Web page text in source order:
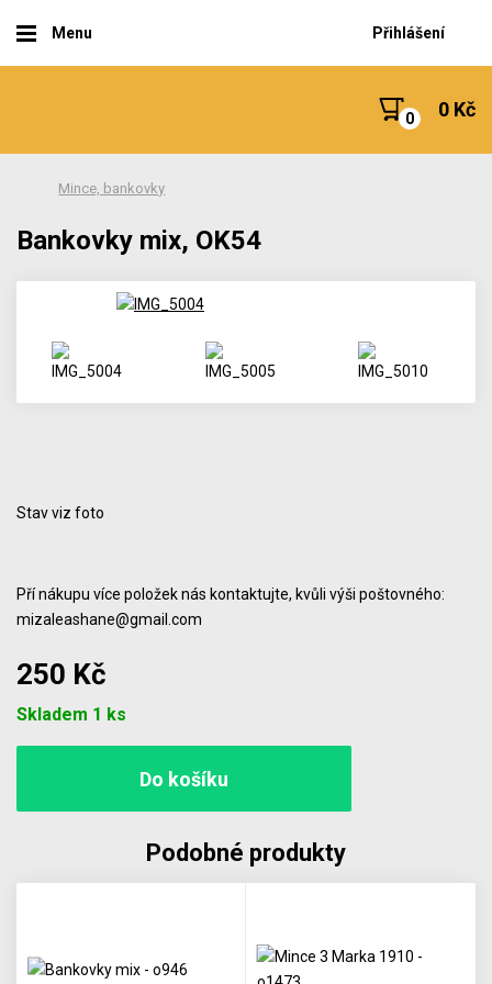
Menu Přihlášení
0 Kč
Mince, bankovky
Bankovky mix, OK54
Stav viz foto
Pří nákupu více položek nás kontaktujte, kvůli výši poštovného:
mizaleashane@gmail.com
250 Kč
Skladem 1 ks
Podobné produkty